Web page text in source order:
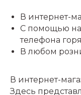
В интернет-
С помощью
телефона
В любом
В интернет-
Здесь